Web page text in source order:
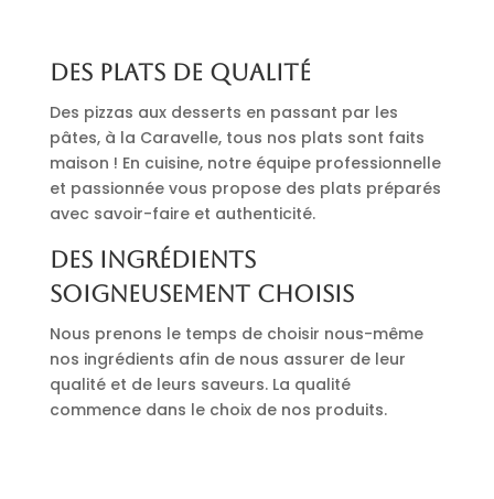
Des plats de qualité
Des pizzas aux desserts en passant par les
pâtes, à la Caravelle, tous nos plats sont faits
maison ! En cuisine, notre équipe professionnelle
et passionnée vous propose des plats préparés
avec savoir-faire et authenticité.
Des ingrédients
soigneusement choisis
Nous prenons le temps de choisir nous-même
nos ingrédients afin de nous assurer de leur
qualité et de leurs saveurs. La qualité
commence dans le choix de nos produits.